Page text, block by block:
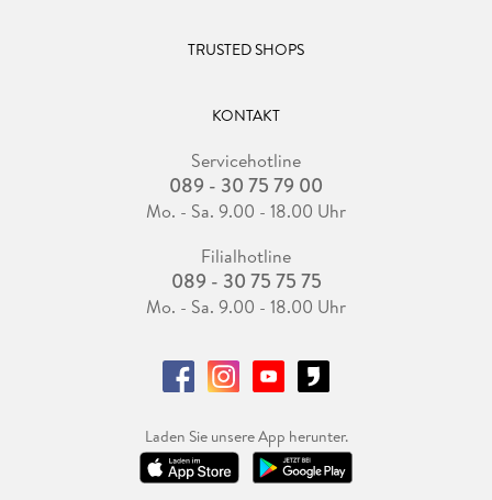
TRUSTED SHOPS
KONTAKT
Servicehotline
089 - 30 75 79 00
Mo. - Sa. 9.00 - 18.00 Uhr
Filialhotline
089 - 30 75 75 75
Mo. - Sa. 9.00 - 18.00 Uhr
Laden Sie unsere App herunter.